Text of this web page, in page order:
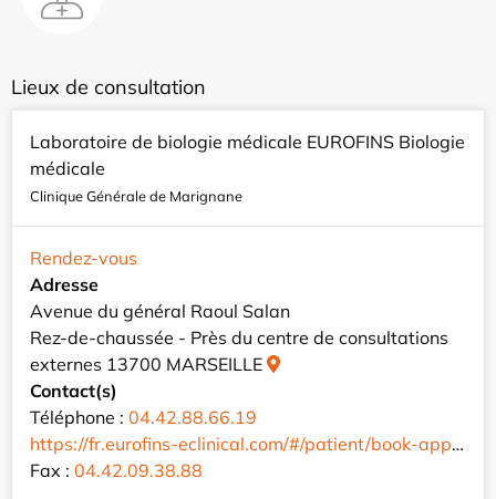
Lieux de consultation
Laboratoire de biologie médicale EUROFINS Biologie
médicale
Clinique Générale de Marignane
Rendez-vous
Adresse
Avenue du général Raoul Salan
Rez-de-chaussée - Près du centre de consultations
externes 13700 MARSEILLE
Contact(s)
Téléphone : 04.42.88.66.19
https://fr.eurofins-eclinical.com/#/patient/book-appointment/SFRMA03
Fax : 04.42.09.38.88